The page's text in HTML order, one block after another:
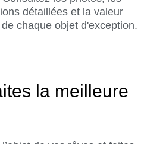
détaillées et la valeur
chaque objet d'exception.
la meilleure